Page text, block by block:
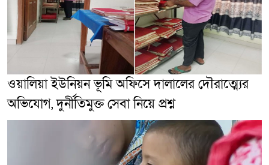
ওয়ালিয়া ইউনিয়ন ভূমি অফিসে দালালের দৌরাত্ম্যের
অভিযোগ, দুর্নীতিমুক্ত সেবা নিয়ে প্রশ্ন